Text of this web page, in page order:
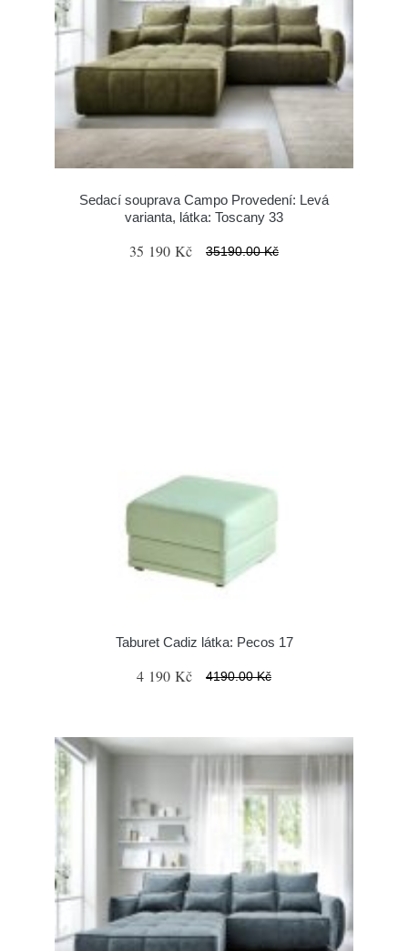
Sedací souprava Campo Provedení: Levá
varianta, látka: Toscany 33
35 190 Kč 35190.00 Kč
Taburet Cadiz látka: Pecos 17
4 190 Kč 4190.00 Kč